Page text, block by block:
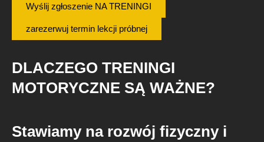
Wyślij zgłoszenie NA TRENINGI
zarezerwuj termin lekcji próbnej
DLACZEGO TRENINGI
MOTORYCZNE SĄ WAŻNE?
Stawiamy na rozwój fizyczny i